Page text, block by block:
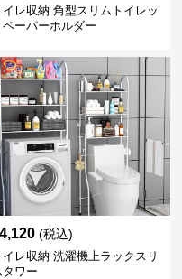
イレ収納 角型スリムトイレッ
ペーパーホルダー
(税込)
イレ収納 洗濯機上ラックスリ
タワー